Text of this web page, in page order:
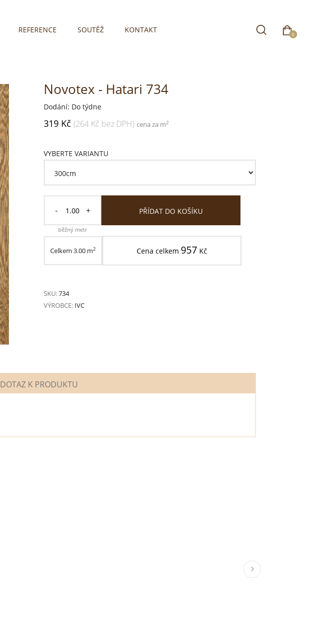
REFERENCE SOUTĚŽ KONTAKT 0
Novotex - Hatari 734
Dodání: Do týdne
319 Kč (264 Kč bez DPH) cena za m2
VYBERTE VARIANTU
- +
běžný metr
PŘÍDAT DO KOŠÍKU
Celkem 3.00m2 Cena celkem 957 Kč
SKU:734
VÝROBCE: IVC
DOTAZ K PRODUKTU